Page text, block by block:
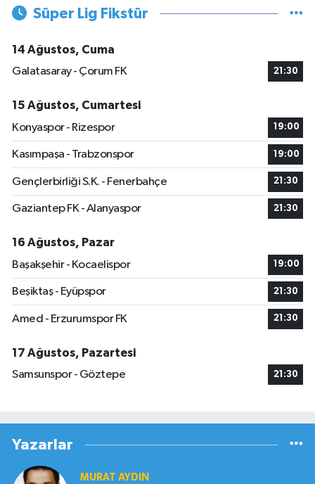
Süper Lig Fikstür
14 Ağustos, Cuma
Galatasaray - Çorum FK
21:30
15 Ağustos, Cumartesi
Konyaspor - Rizespor
19:00
Kasımpaşa - Trabzonspor 19:00
Gençlerbirliği S.K. - Fenerbahçe 21:30
Gaziantep FK - Alanyaspor 21:30
16 Ağustos, Pazar
Başakşehir - Kocaelispor
19:00
Beşiktaş - Eyüpspor 21:30
Amed - Erzurumspor FK 21:30
17 Ağustos, Pazartesi
Samsunspor - Göztepe
21:30
Yazarlar
MURAT AYDIN